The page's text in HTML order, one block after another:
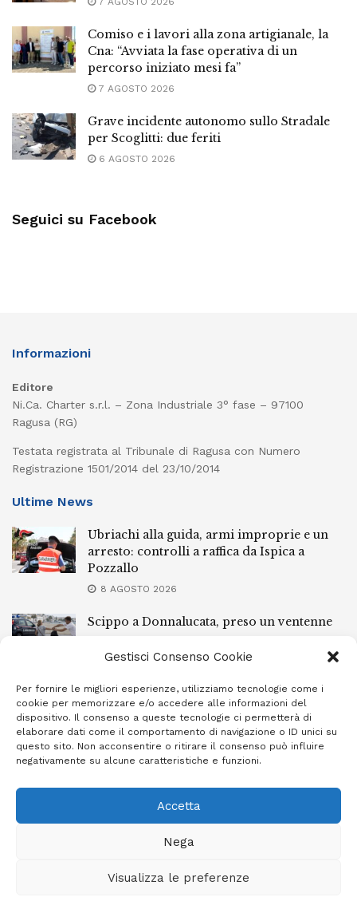
Gestisci Consenso Cookie
Per fornire le migliori esperienze, utilizziamo tecnologie come i
cookie per memorizzare e/o accedere alle informazioni del
dispositivo. Il consenso a queste tecnologie ci permetterà di
elaborare dati come il comportamento di navigazione o ID unici su
questo sito. Non acconsentire o ritirare il consenso può influire
negativamente su alcune caratteristiche e funzioni.
Accetta
Nega
Visualizza le preferenze
Comiso e i lavori alla zona artigianale, la
Cna: “Avviata la fase operativa di un
percorso iniziato mesi fa”
7 AGOSTO 2026
Grave incidente autonomo sullo Stradale
per Scoglitti: due feriti
6 AGOSTO 2026
Seguici su Facebook
Informazioni
Editore
Ni.Ca. Charter s.r.l. – Zona Industriale 3° fase – 97100
Ragusa (RG)
Testata registrata al Tribunale di Ragusa con Numero
Registrazione 1501/2014 del 23/10/2014
Ultime News
Ubriachi alla guida, armi improprie e un
arresto: controlli a raffica da Ispica a
Pozzallo
8 AGOSTO 2026
Scippo a Donnalucata, preso un ventenne
8 AGOSTO 2026
Ragusa, arrestato perché non rispettava le
prescrizioni di stare lontano dalla casa
familiare
7 AGOSTO 2026
Giornale Ibleo © 2023 - Powered byStudio Greco - Consulenza